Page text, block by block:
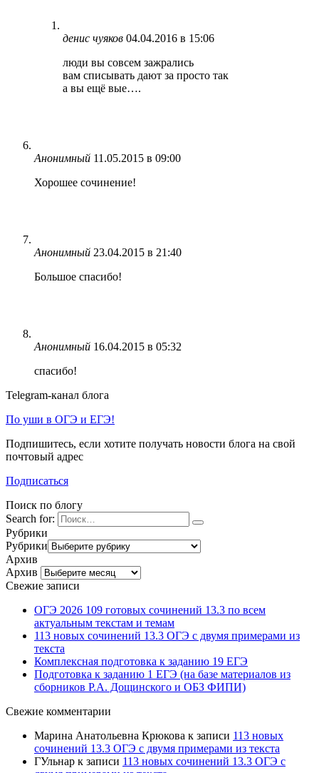
денис чуяков 04.04.2016 в 15:06
люди вы совсем зажрались
вам списывать дают за просто так
а вы ещё вые….
Анонимный 11.05.2015 в 09:00
Хорошее сочинение!
Анонимный 23.04.2015 в 21:40
Большое спасибо!
Анонимный 16.04.2015 в 05:32
спасибо!
Telegram-канал блога
По уши в ОГЭ и ЕГЭ!
Подпишитесь, если хотите получать новости блога на свой
почтовый адрес
Подписаться
Поиск по блогу
Search for:
Рубрики
Рубрики
Архив
Архив
Свежие записи
ОГЭ 2026 109 готовых сочинений 13.3 по всем
актуальным текстам и темам
113 новых сочинений 13.3 ОГЭ с двумя примерами из
текста
Комплексная подготовка к заданию 19 ЕГЭ
Подготовка к заданию 1 ЕГЭ (на базе материалов из
сборников Р.А. Дощинского и ОБЗ ФИПИ)
Свежие комментарии
Марина Анатольевна Крюкова к записи 113 новых
сочинений 13.3 ОГЭ с двумя примерами из текста
ГУльнар к записи 113 новых сочинений 13.3 ОГЭ с